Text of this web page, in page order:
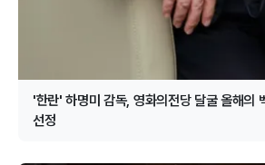
'한란' 하명미 감독, 영화의전당 달굴 올해의
선정